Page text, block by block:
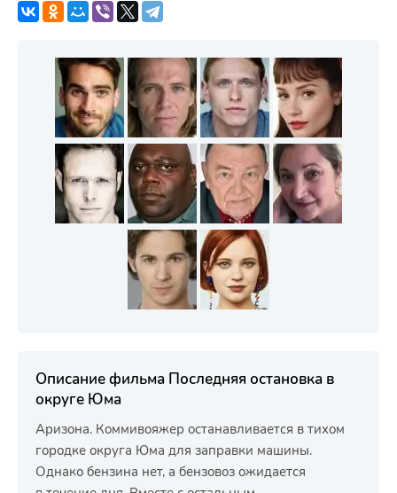
Описание фильма Последняя остановка в
округе Юма
Аризона. Коммивояжер останавливается в тихом
городке округа Юма для заправки машины.
Однако бензина нет, а бензовоз ожидается